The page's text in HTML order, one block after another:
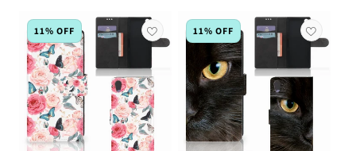
11% OFF 11% OFF